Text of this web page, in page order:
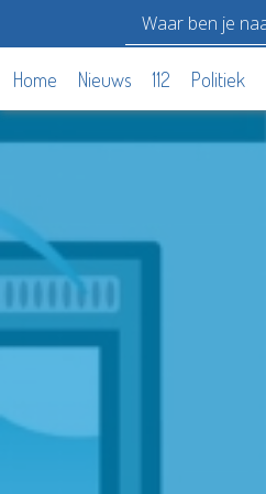
Home Nieuws 112 Politiek